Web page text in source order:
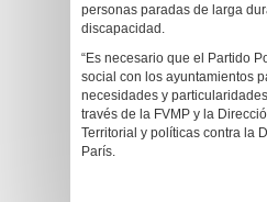
personas paradas de larga
discapacidad.
“Es necesario que el Partido
social con los ayuntamientos
necesidades y
través de la FVMP y la
Territorial y políticas contra la
París.